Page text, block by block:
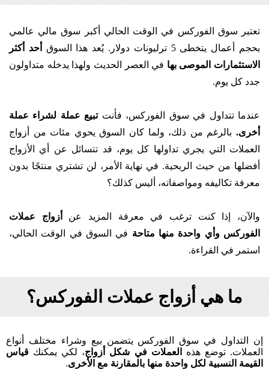
تعتبر سوق الفوركس في الوقت الحالي أكبر سوق مالي عالمي
بحجم أعمال يتخطى 5 ترليونات دولار. يُعد هذا السوق
أحد أكثر
الاستثمارات الموصى بها في العصر الحديث ولهذا يدخله متداولون
جدد كل يوم.
عندما تتداول في سوق الفوركس، فأنتتبيع عملة لشراء عملة
أخرى. بالرغم من ذلك، ولما كان السوق يحوي مئات من أزواج
العملات التي يجري تداولها كل يوم، قد تتسائل عن أي الأزواج
أفضلها من حيث الربحية. في نهاية الأمر، لن تشتري منتجًا بدون
معرفة تكاليفه ومواصفاته، أليس كذلك؟
والآن، إذا كنت ترغب في معرفة المزيد عن
أزواج عملات
الفوركس وأي واحدة منها متاحة في السوق في الوقت الحالي،
استمر في القراءة.
ما هي أزواج عملات الفوركس؟
إن التداول في سوق الفوركس يتضمن بيع وشراء مختلف أنواع
العملات. توضع هذه
العملات في شكل أزواج، لكي يمكنك قياس
القيمة النسبية لكل واحدة منها بالمقارنة مع الأخرى.